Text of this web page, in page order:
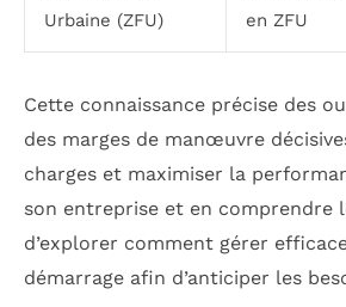
Urbaine (ZFU)
en ZFU
Cette connaissance précise des
des marges de manœuvre
charges et maximiser la
son entreprise et en comprendre
d’explorer comment gérer
démarrage afin d’anticiper les